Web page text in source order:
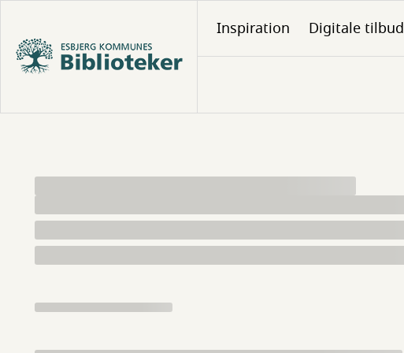
hovedindhold
Inspiration Digitale tilbud